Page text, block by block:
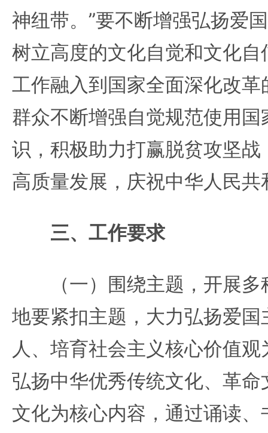
神纽带。”要不断增强弘扬爱
树立高度的文化自觉和文化
工作融入到国家全面深化改
群众不断增强自觉规范使用
识，积极助力打赢脱贫攻坚
高质量发展，庆祝中华人民
三、工作要求
（一）围绕主题，开展多
地要紧扣主题，大力弘扬爱
人、培育社会主义核心价值
弘扬中华优秀传统文化、革
文化为核心内容，通过诵读